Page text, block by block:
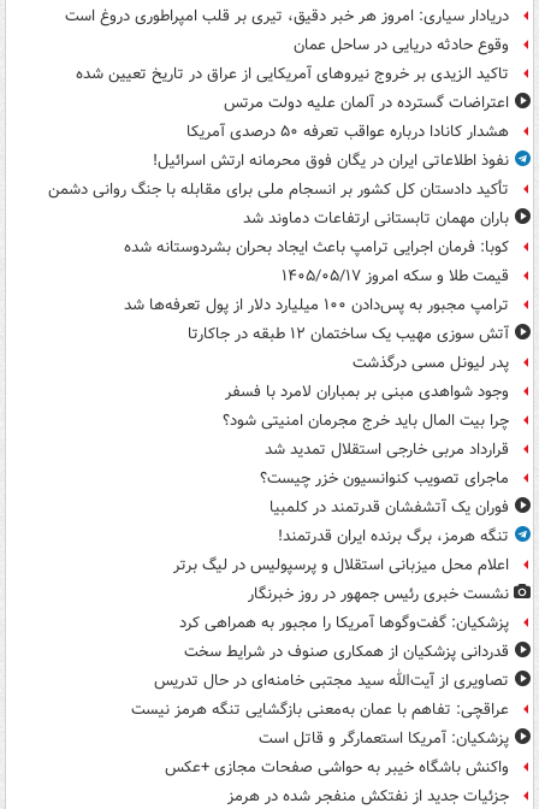
دریادار سیاری: امروز هر خبر دقیق، تیری بر قلب امپراطوری دروغ است
وقوع حادثه دریایی در ساحل عمان
تاکید الزیدی بر خروج نیروهای آمریکایی از عراق در تاریخ تعیین شده
اعتراضات گسترده در آلمان علیه دولت مرتس
هشدار کانادا درباره عواقب تعرفه ۵۰ درصدی آمریکا
نفوذ اطلاعاتی ایران در یگان فوق محرمانه ارتش اسرائیل!
تأکید دادستان کل کشور بر انسجام ملی برای مقابله با جنگ روانی دشمن
باران مهمان تابستانی ارتفاعات دماوند شد
کوبا: فرمان اجرایی ترامپ باعث ایجاد بحران بشردوستانه شده
قیمت طلا و سکه امروز ۱۴۰۵/۰۵/۱۷
ترامپ مجبور به پس‌دادن ۱۰۰ میلیارد دلار از پول تعرفه‌ها شد
آتش سوزی مهیب یک ساختمان ۱۲ طبقه در جاکارتا
پدر لیونل مسی درگذشت
وجود شواهدی مبنی بر بمباران لامرد با فسفر
چرا بیت المال باید خرج مجرمان امنیتی شود؟
قرارداد مربی خارجی استقلال تمدید شد
ماجرای تصویب کنوانسیون خزر چیست؟
فوران یک آتشفشان قدرتمند در کلمبیا
تنگه هرمز، برگ برنده ایران قدرتمند!
اعلام محل میزبانی استقلال و پرسپولیس در لیگ برتر
نشست خبری رئیس جمهور در روز خبرنگار
پزشکیان: گفت‌وگوها آمریکا را مجبور به همراهی کرد
قدردانی پزشکیان از همکاری صنوف در شرایط سخت
تصاویری از آیت‌الله سید مجتبی خامنه‌ای در حال تدریس
عراقچی: تفاهم با عمان به‌معنی بازگشایی تنگه هرمز نیست
پزشکیان: آمریکا استعمارگر و قاتل است
واکنش باشگاه خیبر به حواشی صفحات مجازی +عکس
جزئیات جدید از نفتکش منفجر شده در هرمز